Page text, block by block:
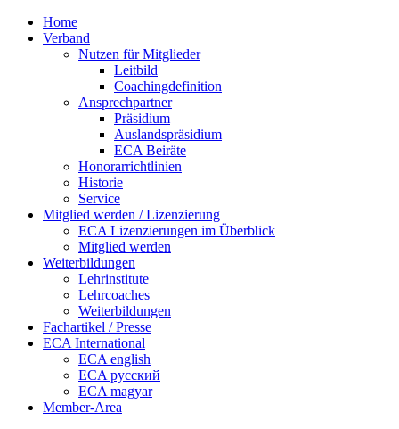
Home
Verband
Nutzen für Mitglieder
Leitbild
Coachingdefinition
Ansprechpartner
Präsidium
Auslandspräsidium
ECA Beiräte
Honorarrichtlinien
Historie
Service
Mitglied werden / Lizenzierung
ECA Lizenzierungen im Überblick
Mitglied werden
Weiterbildungen
Lehrinstitute
Lehrcoaches
Weiterbildungen
Fachartikel / Presse
ECA International
ECA english
ECA русский
ECA magyar
Member-Area